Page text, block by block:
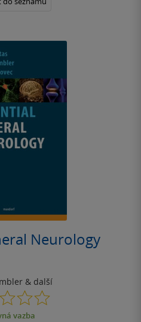
Neurology
& další
0.0
z
5 vazba